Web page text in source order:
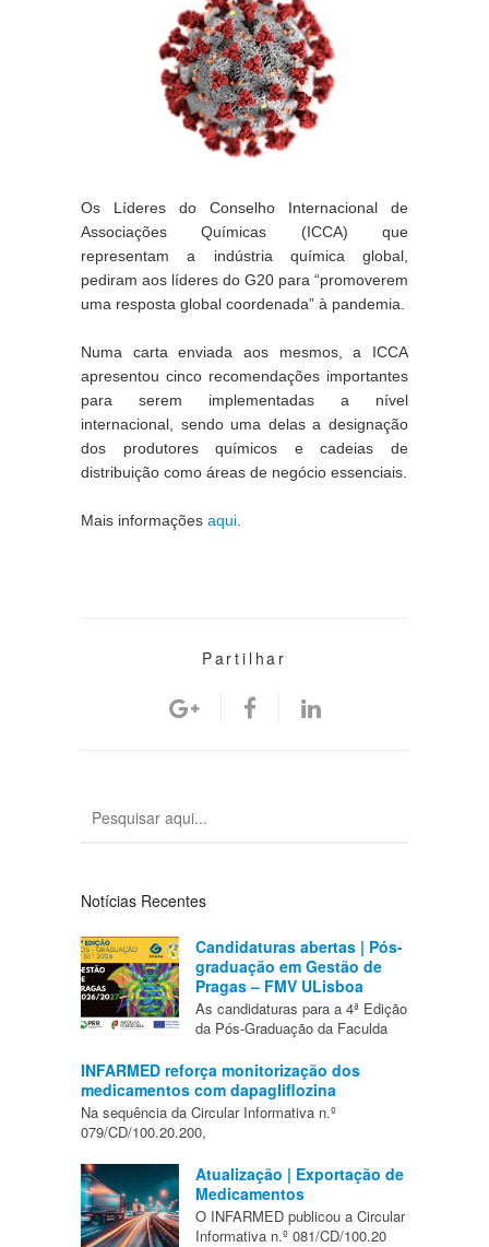
Os Líderes do Conselho Internacional de
Associações Químicas (ICCA) que
representam a indústria química global,
pediram aos líderes do G20 para “promoverem
uma resposta global coordenada” à pandemia.
Numa carta enviada aos mesmos, a ICCA
apresentou cinco recomendações importantes
para serem implementadas a nível
internacional, sendo uma delas a designação
dos produtores químicos e cadeias de
distribuição como áreas de negócio essenciais.
Mais informações aqui
Partilhar
Notícias Recentes
Candidaturas abertas | Pós-
graduação em Gestão de
Pragas – FMV ULisboa
As candidaturas para a 4ª Edição
da Pós-Graduação da Faculda
INFARMED reforça monitorização dos
medicamentos com dapagliflozina
Na sequência da Circular Informativa n.º
079/CD/100.20.200,
Atualização | Exportação de
Medicamentos
O INFARMED publicou a Circular
Informativa n.º 081/CD/100.20